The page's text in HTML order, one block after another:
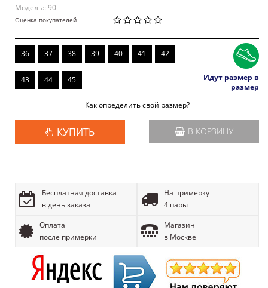
Модель:: 90
Оценка покупателей
36 37 38 39 40 41 42
43 44 45
Идут размер в
размер
Как определить свой размер?
КУПИТЬ В КОРЗИНУ
Бесплатная доставка
в день заказа
На примерку
4 пары
Оплата
после примерки
Магазин
в Москве